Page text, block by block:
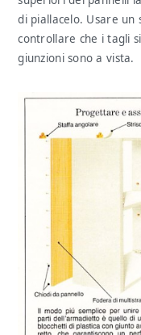
di piallacelo. Usare un
controllare che i tagli
giunzioni sono a vista.